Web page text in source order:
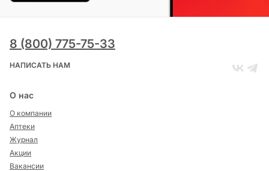
8 (800) 775-75-33
НАПИСАТЬ НАМ
О нас
О компании
Аптеки
Журнал
Акции
Вакансии